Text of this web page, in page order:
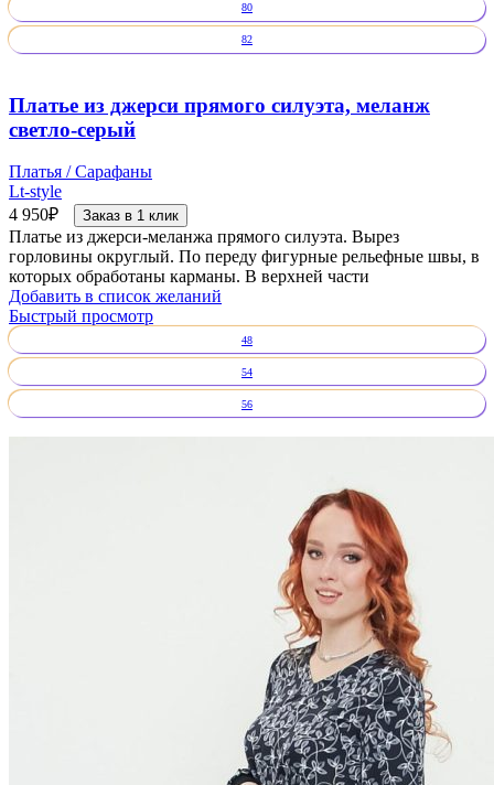
80
82
Платье из джерси прямого силуэта, меланж
светло-серый
Платья / Сарафаны
Lt-style
4 950₽ Заказ в 1 клик
Платье из джерси-меланжа прямого силуэта. Вырез
горловины округлый. По переду фигурные рельефные швы, в
которых обработаны карманы. В верхней части
Добавить в список желаний
Быстрый просмотр
48
54
56